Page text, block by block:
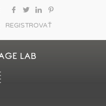
REGISTROVAŤ